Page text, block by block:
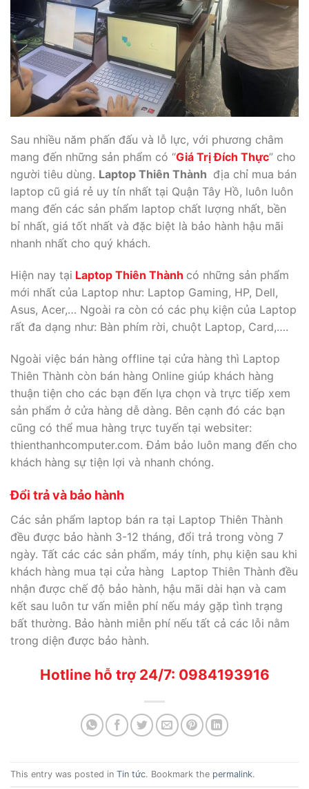
Sau nhiều năm phấn đấu và lỗ lực, với phương châm
mang đến những sản phẩm có “Giá Trị Đích Thực” cho
người tiêu dùng. Laptop Thiên Thành địa chỉ mua bán
laptop cũ giá rẻ uy tín nhất tại Quận Tây Hồ, luôn luôn
mang đến các sản phẩm laptop chất lượng nhất, bền
bỉ nhất, giá tốt nhất và đặc biệt là bảo hành hậu mãi
nhanh nhất cho quý khách.
Hiện nay tại Laptop Thiên Thành có những sản phẩm
mới nhất của Laptop như: Laptop Gaming, HP, Dell,
Asus, Acer,… Ngoài ra còn có các phụ kiện của Laptop
rất đa dạng như: Bàn phím rời, chuột Laptop, Card,….
Ngoài việc bán hàng offline tại cửa hàng thì Laptop
Thiên Thành còn bán hàng Online giúp khách hàng
thuận tiện cho các bạn đến lựa chọn và trực tiếp xem
sản phẩm ở cửa hàng dễ dàng. Bên cạnh đó các bạn
cũng có thể mua hàng trực tuyến tại websiter:
thienthanhcomputer.com. Đảm bảo luôn mang đến cho
khách hàng sự tiện lợi và nhanh chóng.
Đổi trả và bảo hành
Các sản phẩm laptop bán ra tại Laptop Thiên Thành
đều được bảo hành 3-12 tháng, đổi trả trong vòng 7
ngày. Tất các các sản phẩm, máy tính, phụ kiện sau khi
khách hàng mua tại cửa hàng Laptop Thiên Thành đều
nhận được chế độ bảo hành, hậu mãi dài hạn và cam
kết sau luôn tư vấn miễn phí nếu máy gặp tình trạng
bất thường. Bảo hành miễn phí nếu tất cả các lỗi nằm
trong diện được bảo hành.
Hotline hỗ trợ 24/7: 0984193916
This entry was posted in Tin tức. Bookmark the permalink.